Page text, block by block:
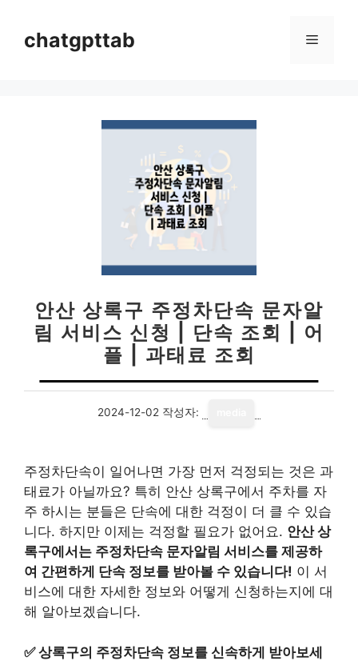
chatgpttab 메
안산 상록구 주정차단속 문자알
림 서비스 신청 | 단속 조회 | 어
플 | 과태료 조회
2024-12-02 작성자:
주정차단속이 일어나면 가장 먼저 걱정되는 것은 과
태료가 아닐까요? 특히 안산 상록구에서 주차를 자
주 하시는 분들은 단속에 대한 걱정이 더 클 수 있습
니다. 하지만 이제는 걱정할 필요가 없어요. 안산 상
록구에서는 주정차단속 문자알림 서비스를 제공하
여 간편하게 단속 정보를 받아볼 수 있습니다! 이 서
비스에 대한 자세한 정보와 어떻게 신청하는지에 대
해 알아보겠습니다.
✅상록구의 주정차단속 정보를 신속하게 받아보세